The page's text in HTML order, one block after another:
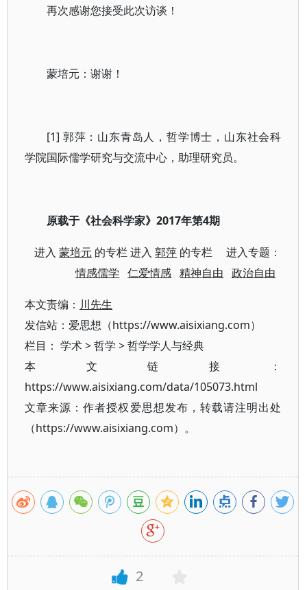
再次感谢您接受此次访谈！
蒙培元：谢谢！
[1] 郭萍：山东青岛人，哲学博士，山东社会科
学院国际儒学研究与交流中心，助理研究员。
原载于《社会科学家》2017年第4期
进入蒙培元 的专栏 进入郭萍 的专栏 进入专题：
情感儒学
仁爱情感 精神自由 政治自由
本文责编： 川先生
发信站：爱思想（https://www.aisixiang.com）
栏目： 学术>哲学 >哲学学人与经典
本文链接：
https://www.aisixiang.com/data/105073.html
文章来源：作者授权爱思想发布，转载请注明出处
（https://www.aisixiang.com）。
2